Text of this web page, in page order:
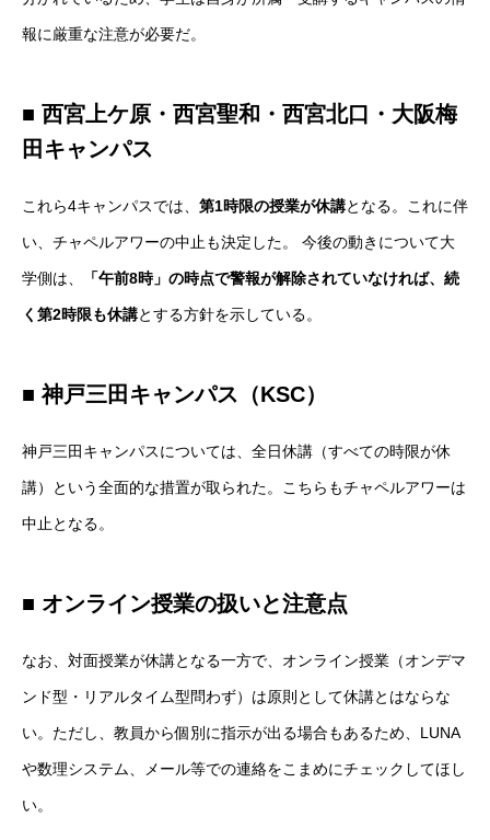
報に厳重な注意が必要だ。
■ 西宮上ケ原・西宮聖和・西宮北口・大阪梅
田キャンパス
これら4キャンパスでは、 第1時限の授業が休講となる。これに伴
い、チャペルアワーの中止も決定した。 今後の動きについて大
学側は、 「午前8時」の時点で警報が解除されていなければ、続
く第2時限も休講とする方針を示している。
■ 神戸三田キャンパス（KSC）
神戸三田キャンパスについては、全日休講（すべての時限が休
講）という全面的な措置が取られた。こちらもチャペルアワーは
中止となる。
■ オンライン授業の扱いと注意点
なお、対面授業が休講となる一方で、オンライン授業（オンデマ
ンド型・リアルタイム型問わず）は原則として休講とはならな
い。ただし、教員から個別に指示が出る場合もあるため、LUNA
や数理システム、メール等での連絡をこまめにチェックしてほし
い。